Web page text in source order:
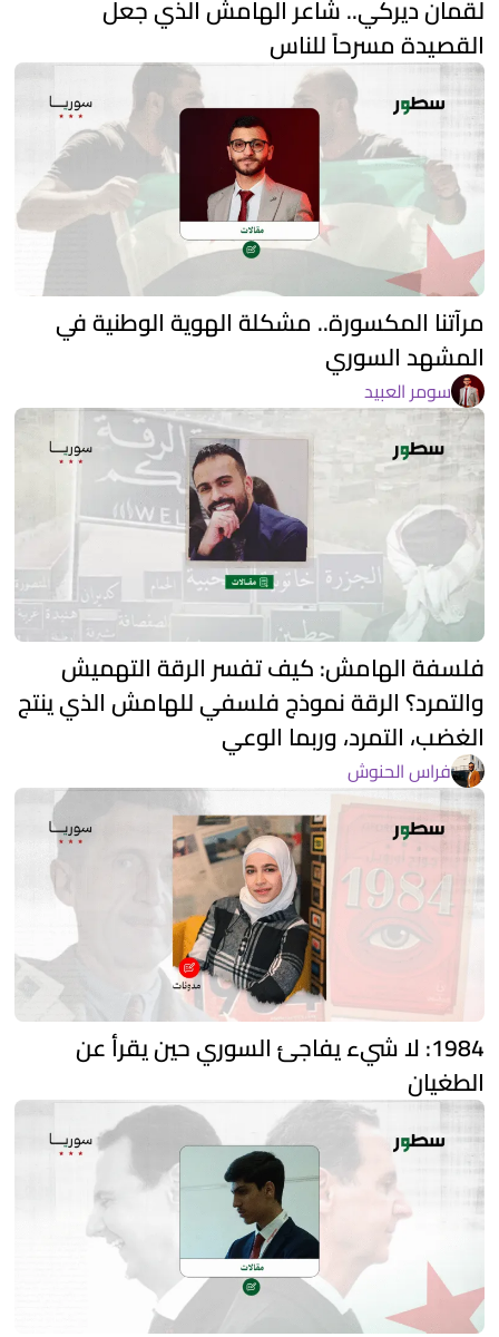
لقمان ديركي.. شاعر الهامش الذي جعل
القصيدة مسرحاً للناس
مرآتنا المكسورة.. مشكلة الهوية الوطنية في
المشهد السوري
سومر العبيد
فلسفة الهامش: كيف تفسر الرقة التهميش
والتمرد؟ الرقة نموذج فلسفي للهامش الذي ينتج
الغضب، التمرد، وربما الوعي
فراس الحنوش
1984: لا شيء يفاجئ السوري حين يقرأ عن
الطغيان